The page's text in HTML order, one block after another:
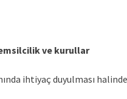
ve kurullar
ihtiyaç duyulması